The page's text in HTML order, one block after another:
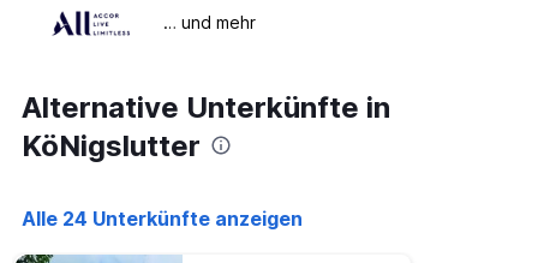
… und mehr
Alternative Unterkünfte in
KöNigslutter
Alle 24 Unterkünfte anzeigen